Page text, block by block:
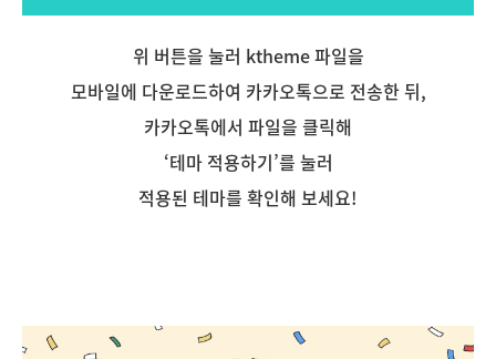
위 버튼을 눌러 ktheme 파일을
모바일에 다운로드하여 카카오톡으로 전송한 뒤,
카카오톡에서 파일을 클릭해
‘테마 적용하기’를 눌러
적용된 테마를 확인해 보세요!